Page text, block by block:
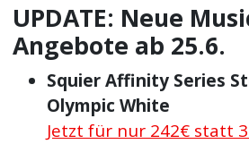
UPDATE: Neue
Angebote ab 25.6.
Squier Affinity Series
Olympic White
Jetzt für nur 242€ statt